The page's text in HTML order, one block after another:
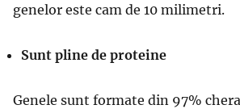
genelor este cam de 10 milimetri.
Sunt pline de proteine
Genele sunt formate din 97%